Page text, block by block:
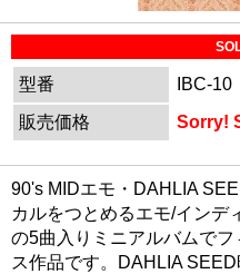
型番
IBC-10
販売価格
Sorry!
90's MIDエモ・DAHLIA
カルをつとめるエモ/インデ
の5曲入りミニアルバムで
ス作品です。DAHLIA